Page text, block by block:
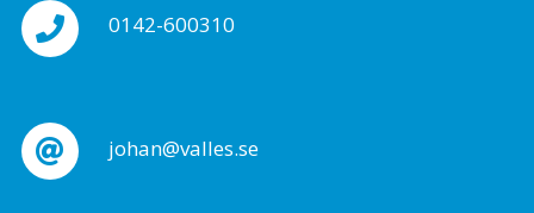
0142-600310
johan@valles.se